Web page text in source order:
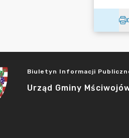
Biuletyn Informacji
Urząd Gminy